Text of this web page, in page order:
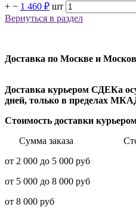
+ − 1 460 ₽ шт
Вернуться в раздел
Доставка по Москве и
Доставка курьером СДЕКа
дней, только в пределах
Стоимость доставки
Сумма заказа
от 2 000 до 5 000 руб
от 5 000 до 8 000
от 8 000